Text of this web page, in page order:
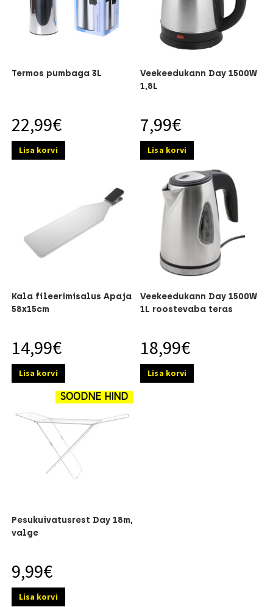
Termos pumbaga 3L
22,99€
Lisa korvi
Veekeedukann Day 1500W
1,8L
7,99€
Lisa korvi
Kala fileerimisalus Apaja
58x15cm
14,99€
Lisa korvi
Veekeedukann Day 1500W
1L roostevaba teras
18,99€
Lisa korvi
SOODNE HIND
Pesukuivatusrest Day 18m,
valge
9,99€
Lisa korvi